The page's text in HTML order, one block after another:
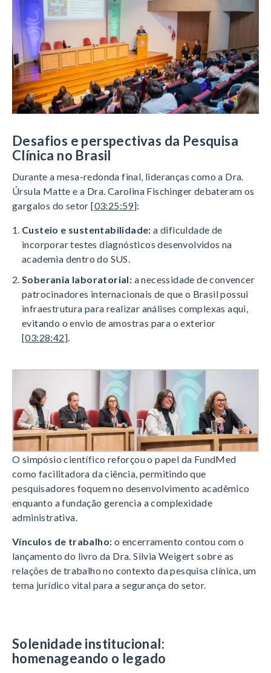
Desafios e perspectivas da Pesquisa
Clínica no Brasil
Durante a mesa-redonda final, lideranças como a Dra.
Úrsula Matte e a Dra. Carolina Fischinger debateram os
gargalos do setor [03:25:59]:
Custeio e sustentabilidade: a dificuldade de
incorporar testes diagnósticos desenvolvidos na
academia dentro do SUS.
Soberania laboratorial: a necessidade de convencer
patrocinadores internacionais de que o Brasil possui
infraestrutura para realizar análises complexas aqui,
evitando o envio de amostras para o exterior
[03:28:42].
O simpósio científico reforçou o papel da FundMed
como facilitadora da ciência, permitindo que
pesquisadores foquem no desenvolvimento acadêmico
enquanto a fundação gerencia a complexidade
administrativa.
Vínculos de trabalho: o encerramento contou com o
lançamento do livro da Dra. Silvia Weigert sobre as
relações de trabalho no contexto da pesquisa clínica, um
tema jurídico vital para a segurança do setor.
Solenidade institucional:
homenageando o legado